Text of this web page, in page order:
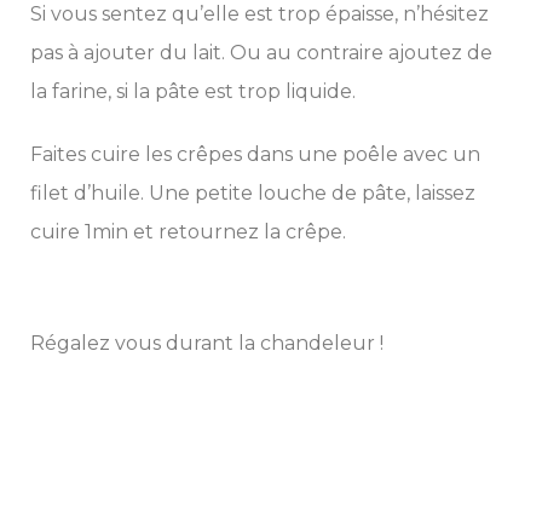
Si vous sentez qu’elle est trop épaisse, n’hésitez
pas à ajouter du lait. Ou au contraire ajoutez de
la farine, si la pâte est trop liquide.
Faites cuire les crêpes dans une poêle avec un
filet d’huile. Une petite louche de pâte, laissez
cuire 1min et retournez la crêpe.
Régalez vous durant la chandeleur !